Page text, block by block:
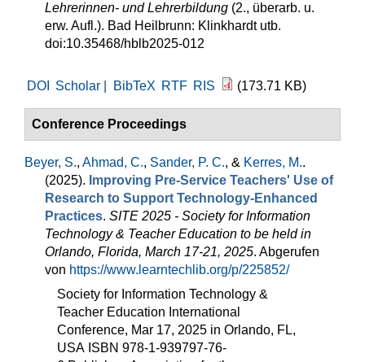
Lehrerinnen- und Lehrerbildung (2., überarb. u.
erw. Aufl.). Bad Heilbrunn: Klinkhardt utb.
doi:10.35468/hblb2025-012
DOI Scholar | BibTeX RTF RIS (173.71 KB)
Conference Proceedings
Beyer, S., Ahmad, C., Sander, P. C., & Kerres, M..
(2025). Improving Pre-Service Teachers' Use of
Research to Support Technology-Enhanced
Practices. SITE 2025 - Society for Information
Technology & Teacher Education to be held in
Orlando, Florida, March 17-21, 2025. Abgerufen
von https://www.learntechlib.org/p/225852/
Society for Information Technology &
Teacher Education International
Conference, Mar 17, 2025 in Orlando, FL,
USA ISBN 978-1-939797-76-